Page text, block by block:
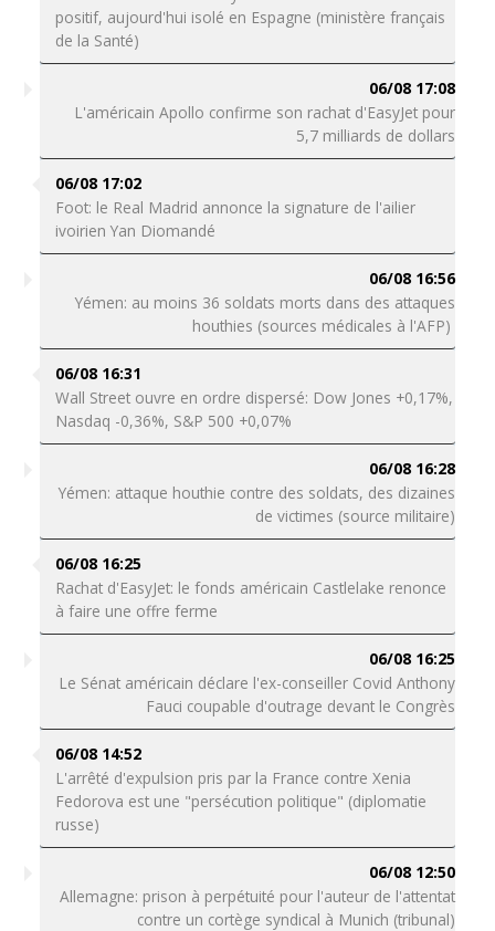
positif, aujourd'hui isolé en Espagne (ministère français
de la Santé)
06/08 17:08
L'américain Apollo confirme son rachat d'EasyJet pour
5,7 milliards de dollars
06/08 17:02
Foot: le Real Madrid annonce la signature de l'ailier
ivoirien Yan Diomandé
06/08 16:56
Yémen: au moins 36 soldats morts dans des attaques
houthies (sources médicales à l'AFP)
06/08 16:31
Wall Street ouvre en ordre dispersé: Dow Jones +0,17%,
Nasdaq -0,36%, S&P 500 +0,07%
06/08 16:28
Yémen: attaque houthie contre des soldats, des dizaines
de victimes (source militaire)
06/08 16:25
Rachat d'EasyJet: le fonds américain Castlelake renonce
à faire une offre ferme
06/08 16:25
Le Sénat américain déclare l'ex-conseiller Covid Anthony
Fauci coupable d'outrage devant le Congrès
06/08 14:52
L'arrêté d'expulsion pris par la France contre Xenia
Fedorova est une "persécution politique" (diplomatie
russe)
06/08 12:50
Allemagne: prison à perpétuité pour l'auteur de l'attentat
contre un cortège syndical à Munich (tribunal)